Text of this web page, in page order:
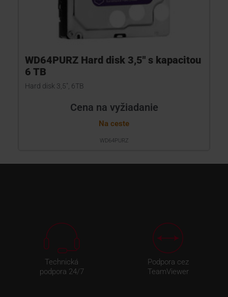
WD64PURZ Hard disk 3,5" s kapacitou
6 TB
Hard disk 3,5", 6TB
Cena na vyžiadanie
Na ceste
WD64PURZ
Technická
podpora 24/7
Podpora cez
TeamViewer